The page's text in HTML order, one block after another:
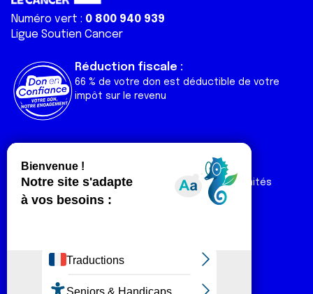
Numéro vert : 0 800 940 939
Ligue Soutien Cancer
Réduction fiscale :
66 % de votre don est déductible de votre
impôt sur le revenu
Liens utiles
Nos actualités
Nos publications
Contact
Espace Ligue & comités
Espace chercheur